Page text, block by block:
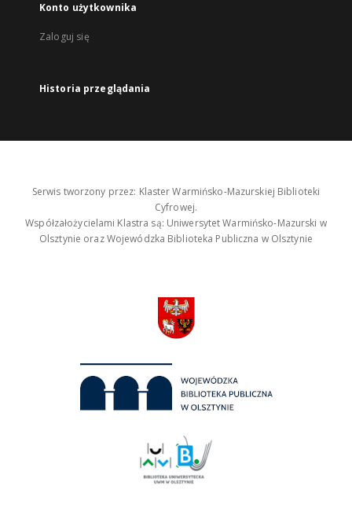
Konto użytkownika
Zaloguj się
Historia przeglądania
Serwis tworzony przez: Klaster Warmińsko-Mazurskiej Biblioteki
Cyfrowej.
Współzałożycielami Klastra są: Uniwersytet Warmińsko-Mazurski w
Olsztynie oraz Wojewódzka Biblioteka Publiczna w Olsztynie